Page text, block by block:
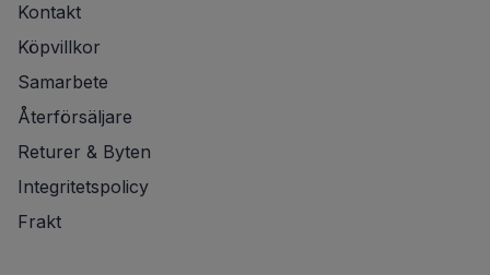
Kontakt
Köpvillkor
Samarbete
Återförsäljare
Returer & Byten
Integritetspolicy
Frakt